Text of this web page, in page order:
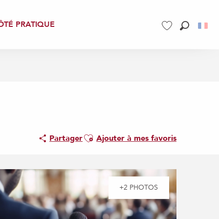
PRATIQUE
PartagerAjouter aux favoris
Ajouter à mes favoris
+2 PHOTOS